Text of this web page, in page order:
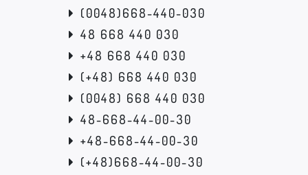
(0048)668-440-030
48 668 440 030
+48 668 440 030
(+48) 668 440 030
(0048) 668 440 030
48-668-44-00-30
+48-668-44-00-30
(+48)668-44-00-30